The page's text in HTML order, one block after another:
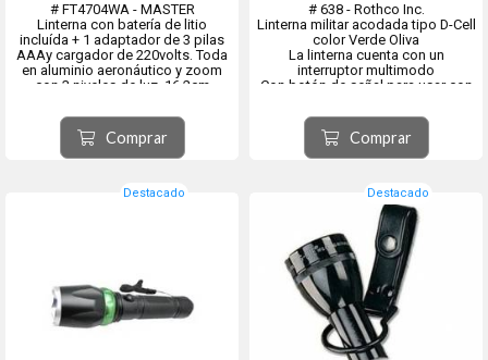
# FT4704WA - MASTER
Linterna con batería de litio
incluída + 1 adaptador de 3 pilas
AAAy cargador de 220volts. Toda
en aluminio aeronáutico y zoom
con 3 niveles de luz. 16.2cm
Comprar
# 638 - Rothco Inc.
Linterna militar acodada tipo D-Cell
color Verde Oliva
La linterna cuenta con un
interruptor multimodo
Con botón de señal para usar con
La construcción de plástico de
alto impacto
Liviana e impermeable.
azul, amari...
Comprar
Destacado Destacado